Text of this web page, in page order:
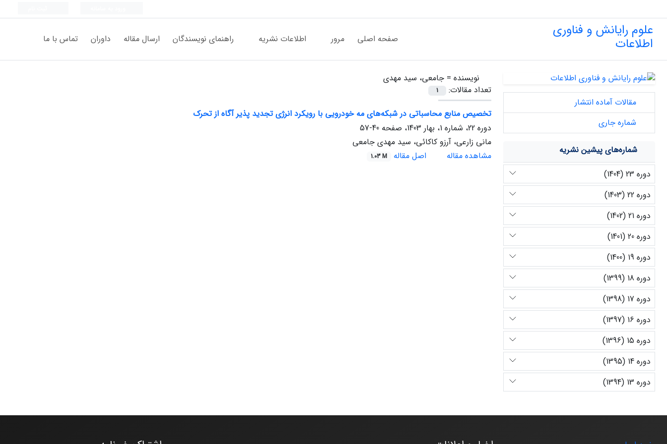
علوم رایانش و فناوری
اطلاعات صفحه اصلی مرور اطلاعات نشریه راهنمای نویسندگان ارسال مقاله داوران تماس با ما
نویسنده = جامعی، سید مهدی
تعداد مقالات:
1
تخصیص منابع محاسباتی در شبکه‌های مه خودرویی با رویکرد انرژی تجدید پذیر آگاه از تحرک
دوره 22، شماره 1، بهار 1403، صفحه
40-57
مانی زارعی، آرزو کاکائی، سید مهدی جامعی
مشاهده مقاله
اصل مقاله 1.03 M
مقالات آماده انتشار
شماره جاری
شماره‌های پیشین نشریه
دوره 23 (1404)
دوره 22 (1403)
دوره 21 (1402)
دوره 20 (1401)
دوره 19 (1400)
دوره 18 (1399)
دوره 17 (1398)
دوره 16 (1397)
دوره 15 (1396)
دوره 14 (1395)
دوره 13 (1394)